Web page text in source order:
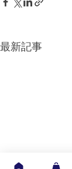
最新記事